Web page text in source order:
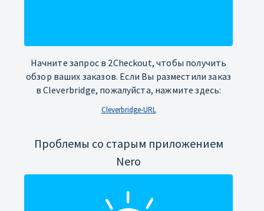
Начните запрос в 2Checkout, чтобы получить
обзор ваших заказов. Если Вы разместили заказ
в Cleverbridge, пожалуйста, нажмите здесь:
Cleverbridge-URL
Проблемы со старым приложением
Nero